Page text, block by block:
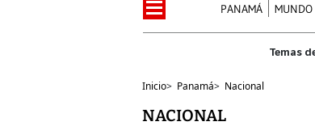
PANAMÁ MUNDO
Inicio> Panamá> Nacional
NACIONAL